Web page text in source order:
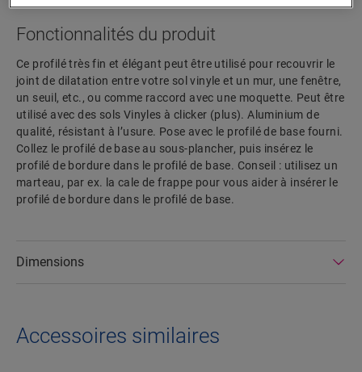
Fonctionnalités du produit
Ce profilé très fin et élégant peut être utilisé pour recouvrir le
joint de dilatation entre votre sol vinyle et un mur, une fenêtre,
un seuil, etc., ou comme raccord avec une moquette. Peut être
utilisé avec des sols Vinyles à clicker (plus). Aluminium de
qualité, résistant à l’usure. Pose avec le profilé de base fourni.
Collez le profilé de base au sous-plancher, puis insérez le
profilé de bordure dans le profilé de base. Conseil : utilisez un
marteau, par ex. la cale de frappe pour vous aider à insérer le
profilé de bordure dans le profilé de base.
Dimensions
Accessoires similaires